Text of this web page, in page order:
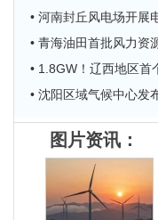
• 河南封丘风电场开展
• 青海油田首批风力资
• 1.8GW！辽西地区首
• 沈阳区域气候中心发
图片资讯：